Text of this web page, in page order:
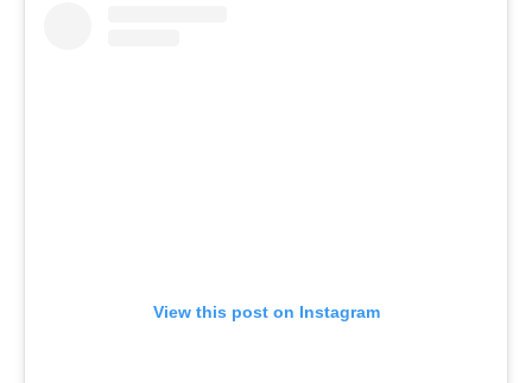
View this post on Instagram